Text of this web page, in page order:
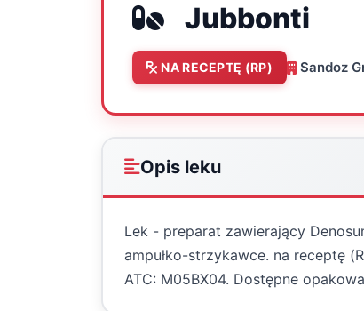
Jubbonti
NA RECEPTĘ (RP) Sandoz
Opis leku
Lek - preparat zawierający
ampułko-strzykawce. na receptę
ATC: M05BX04. Dostępne